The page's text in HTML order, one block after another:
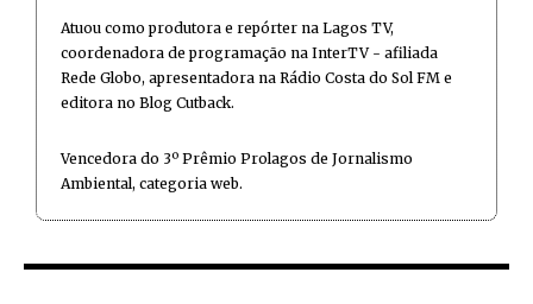
Atuou como produtora e repórter na Lagos TV,
coordenadora de programação na InterTV - afiliada
Rede Globo, apresentadora na Rádio Costa do Sol FM e
editora no Blog Cutback.
Vencedora do 3º Prêmio Prolagos de Jornalismo
Ambiental, categoria web.